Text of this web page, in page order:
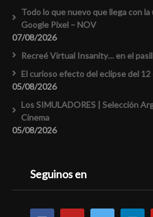
Todo lo que nuevo que llega con
Google Pixel – NOV
07/08/2026
Recreé Virtual Insanity… en el
El curioso efecto del eclipse del
05/08/2026
Los SIMULADORES | Selección
Cinema
05/08/2026
Seguinos en